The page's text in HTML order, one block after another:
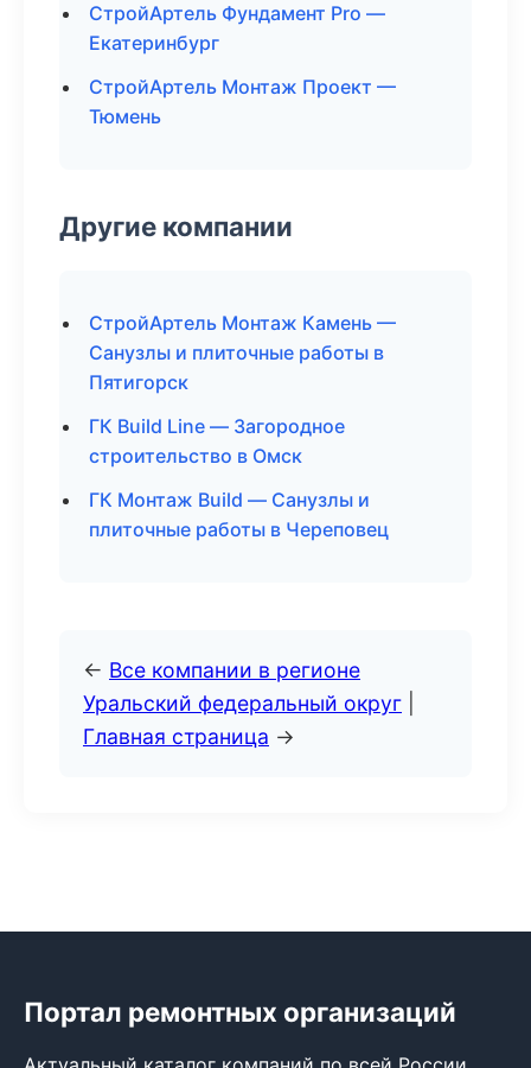
СтройАртель Фундамент Pro —
Екатеринбург
СтройАртель Монтаж Проект —
Тюмень
Другие компании
СтройАртель Монтаж Камень —
Санузлы и плиточные работы в
Пятигорск
ГК Build Line — Загородное
строительство в Омск
ГК Монтаж Build — Санузлы и
плиточные работы в Череповец
← Все компании в регионе
Уральский федеральный округ
Главная страница →
Портал ремонтных организаций